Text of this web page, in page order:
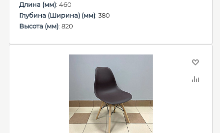
Длина (мм): 460
Глубина (Ширина) (мм): 380
Высота (мм): 820